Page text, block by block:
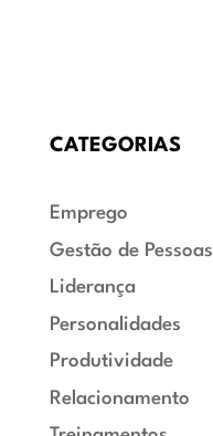
CATEGORIAS
Emprego
Gestão de Pessoas
Liderança
Personalidades
Produtividade
Relacionamento